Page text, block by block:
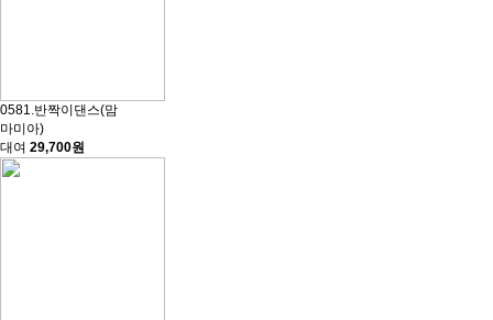
0581.반짝이댄스(맘
마미아)
대여 29,700원